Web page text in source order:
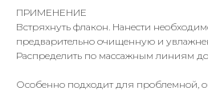
ПРИМЕНЕНИЕ
Встряхнуть флакон. Нанести
предварительно очищенную и
Распределить по массажным линиям
Особенно подходит для проблемной,